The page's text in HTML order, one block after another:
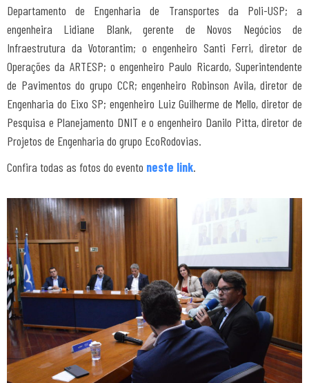
Departamento de Engenharia de Transportes da Poli-USP; a
engenheira Lidiane Blank,gerente de Novos Negócios de
Infraestrutura da Votorantim; o engenheiro Santi Ferri, diretor de
Operações da ARTESP; o engenheiro Paulo Ricardo, Superintendente
de Pavimentos do grupo CCR; engenheiro Robinson Avila, diretor de
Engenharia do Eixo SP; engenheiro Luiz Guilherme de Mello, diretor de
Pesquisa e Planejamento DNIT e o engenheiro Danilo Pitta, diretor de
Projetos de Engenharia do grupo EcoRodovias.
Confira todas as fotos do evento neste link.